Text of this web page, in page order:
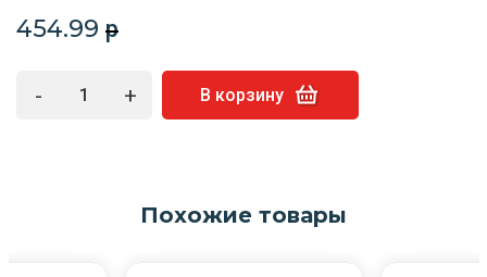
454.99 p
- + В корзину
Похожие товары